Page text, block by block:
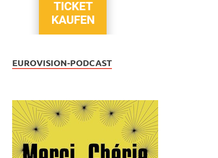
EUROVISION-PODCAST